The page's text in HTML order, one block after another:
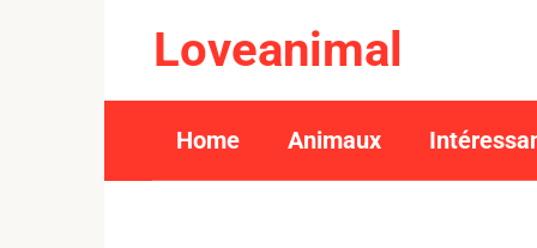
Loveanimal
Home Animaux